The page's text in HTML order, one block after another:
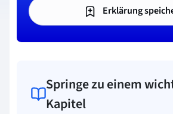
Erklärung
Springe zu einem
Kapitel